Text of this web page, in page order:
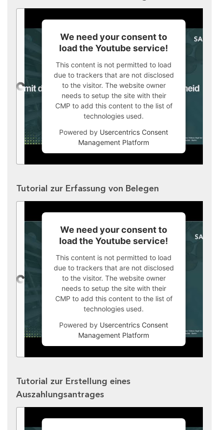
We need your consent to
load the Youtube service!
This content is not permitted to load
due to trackers that are not disclosed
to the visitor. The website owner
needs to setup the site with their
CMP to add this content to the list of
technologies used.
Powered by Usercentrics Consent
Management Platform
Tutorial zur Erfassung von Belegen
We need your consent to
load the Youtube service!
This content is not permitted to load
due to trackers that are not disclosed
to the visitor. The website owner
needs to setup the site with their
CMP to add this content to the list of
technologies used.
Powered by Usercentrics Consent
Management Platform
Tutorial zur Erstellung eines
Auszahlungsantrages